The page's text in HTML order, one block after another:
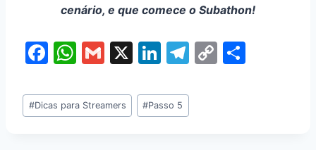
cenário, e que comece o Subathon!
F
c
e
W
at
s
G
ai
l
X
Li
k
e
T
C
#Dicas para Streamers #Passo 5